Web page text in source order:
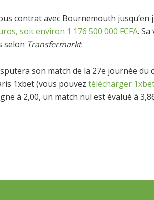
contrat avec Bournemouth jusqu’en
soit environ 1 176 500 000 FCFA. Sa
selon Transfermarkt.
son match de la 27e journée du
1xbet (vous pouvez télécharger 1xbet
à 2,00, un match nul est évalué à